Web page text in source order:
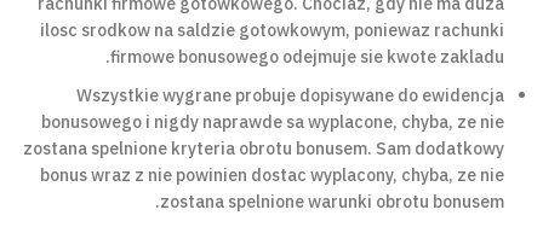
ilosc srodkow na saldzie gotowkowym, poniewaz rachunki
firmowe bonusowego odejmuje sie kwote zakladu.
Wszystkie wygrane probuje dopisywane do ewidencja
bonusowego i nigdy naprawde sa wyplacone, chyba, ze nie
zostana spelnione kryteria obrotu bonusem. Sam dodatkowy
bonus wraz z nie powinien dostac wyplacony, chyba, ze nie
zostana spelnione warunki obrotu bonusem.